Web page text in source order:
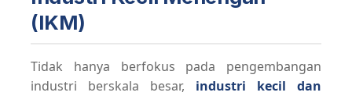
(IKM)
Tidak hanya berfokus pada pengembangan
industri berskala besar, industri kecil dan